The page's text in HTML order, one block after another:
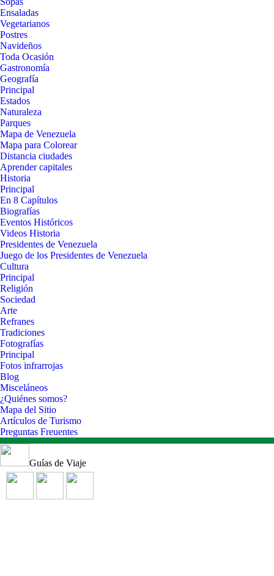
Ensaladas
Vegetarianos
Postres
Navideños
Toda Ocasión
Gastronomía
Geografía
Principal
Estados
Naturaleza
Parques
Mapa de Venezuela
Mapa para Colorear
Distancia ciudades
Aprender capitales
Historia
Principal
En 8 Capítulos
Biografías
Eventos Históricos
Videos Historia
Presidentes de Venezuela
Juego de los Presidentes de Venezuela
Cultura
Principal
Religión
Sociedad
Arte
Refranes
Tradiciones
Fotografías
Principal
Fotos infrarrojas
Blog
Misceláneos
¿Quiénes somos?
Mapa del Sitio
Artículos de Turismo
Preguntas Freuentes
Guías de Viaje